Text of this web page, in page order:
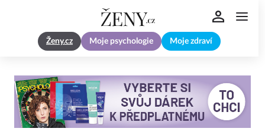
Ženy.cz Moje psychologie Moje zdraví